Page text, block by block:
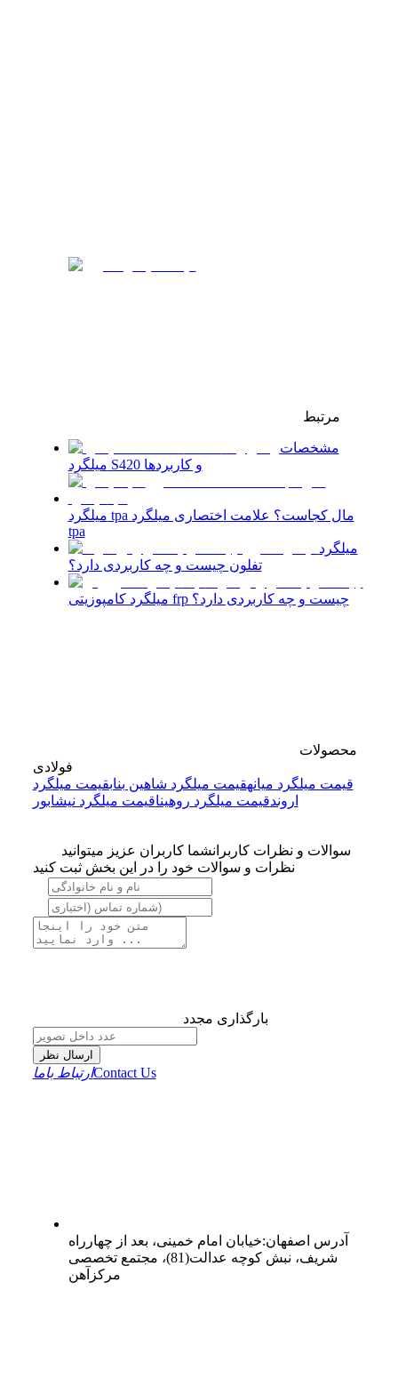
مرتبط
مشخصات
میلگرد S420 و کاربردها
میلگرد tpa مال کجاست؟ علامت اختصاری میلگرد
tpa
میلگرد
تفلون چیست و چه کاربردی دارد؟
میلگرد کامپوزیتی frp چیست و چه کاربردی دارد؟
محصولات
فولادی
قیمت میلگرد میانهقیمت میلگرد شاهین بنابقیمت میلگرد
اروندقیمت میلگرد روهیناقیمت میلگرد نیشابور
سوالات و نظرات کاربرانشما کاربران عزیز میتوانید
نظرات و سوالات خود را در این بخش ثبت کنید
بارگذاری مجدد
ارسال نظر
ارتباط باماContact Us
آدرس اصفهان:خیابان امام خمینی، بعد از چهارراه
شریف، نبش کوچه عدالت(81)، مجتمع تخصصی
مرکزآهن